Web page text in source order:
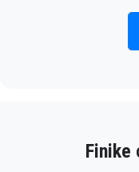
karşıladığında
karşılayacaktır.
eli size yardımcı
Finike